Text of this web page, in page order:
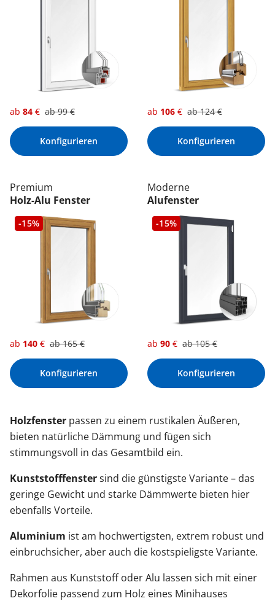
ab 84 € ab99€
Konfigurieren
ab 106 € ab124€
Konfigurieren
Premium
Holz-Alu Fenster
-15%
ab 140 € ab165€
Konfigurieren
Moderne
Alufenster
-15%
ab 90 € ab105€
Konfigurieren
Holzfenster passen zu einem rustikalen Äußeren,
bieten natürliche Dämmung und fügen sich
stimmungsvoll in das Gesamtbild ein.
Kunststofffenstersind die günstigste Variante – das
geringe Gewicht und starke Dämmwerte bieten hier
ebenfalls Vorteile.
Aluminium ist am hochwertigsten, extrem robust und
einbruchsicher, aber auch die kostspieligste Variante.
Rahmen aus Kunststoff oder Alu lassen sich mit einer
Dekorfolie passend zum Holz eines Minihauses